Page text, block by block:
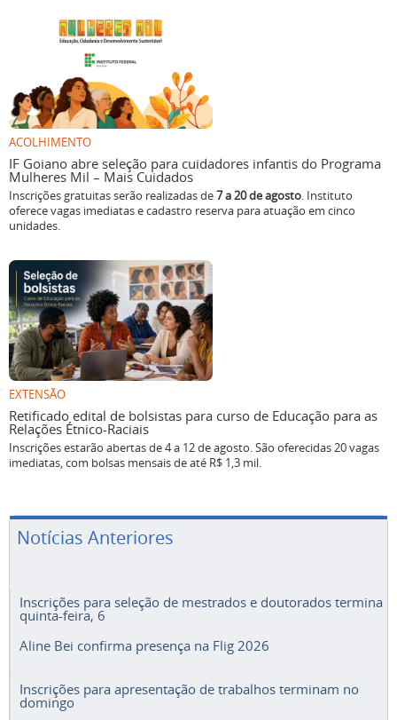
ACOLHIMENTO
IF Goiano abre seleção para cuidadores infantis do Programa
Mulheres Mil – Mais Cuidados
Inscrições gratuitas serão realizadas de7 a 20 de agosto. Instituto
oferece vagas imediatas e cadastro reserva para atuação em cinco
unidades.
EXTENSÃO
Retificado edital de bolsistas para curso de Educação para as
Relações Étnico-Raciais
Inscrições estarão abertas de 4 a 12 de agosto. São oferecidas 20 vagas
imediatas, com bolsas mensais de até R$ 1,3 mil.
Notícias Anteriores
Inscrições para seleção de mestrados e doutorados termina
quinta-feira, 6
Aline Bei confirma presença na Flig 2026
Inscrições para apresentação de trabalhos terminam no
domingo